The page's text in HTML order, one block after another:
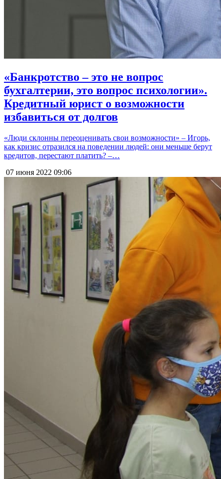
«Банкротство – это не вопрос
бухгалтерии, это вопрос психологии».
Кредитный юрист о возможности
избавиться от долгов
«Люди склонны переоценивать свои возможности» – Игорь,
как кризис отразился на поведении людей: они меньше берут
кредитов, перестают платить? –…
07 июня 2022 09:06